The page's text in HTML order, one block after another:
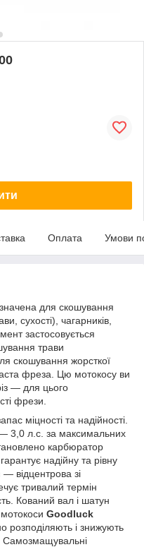
Оплата Умови
для скошування
сухості), чагарників,
застосовується
трави
скошування жорсткої
фреза. Цю мотокосу ви
— для цього
фрези.
міцності та надійності.
3,0 л.с. за максимальних
карбюратор
надійну та рівну
відцентрова зі
тривалий термін
Кований вал і шатун
Goodluck
розподіляють і знижують
Самозмащувальні